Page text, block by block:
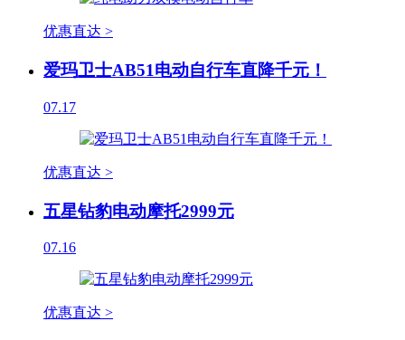
优惠直达 >
爱玛卫士AB51电动自行车直降千元！
07.17
优惠直达 >
五星钻豹电动摩托2999元
07.16
优惠直达 >